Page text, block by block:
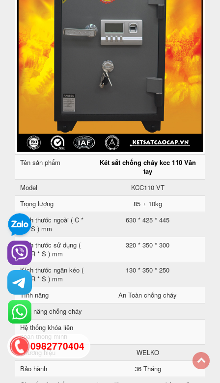
Tên sản phẩm
Két sắt chống cháy kcc 110 Vân
tay
Model
KCC110 VT
Trọng lượng
85 ± 10kg
Kích thước ngoài ( C *
R * S ) mm
630 * 425 * 445
Kích thước sử dụng (
C * R * S ) mm
320 * 350 * 300
Kích thước ngăn kéo (
C * R * S ) mm
130 * 350 * 250
Tính năng
An Toàn chống cháy
Khả năng chống cháy
Hệ thống khóa liên
hoàn thông minh
Thương hiệu
WELKO
Bảo hành
36 Tháng
0982770404
back